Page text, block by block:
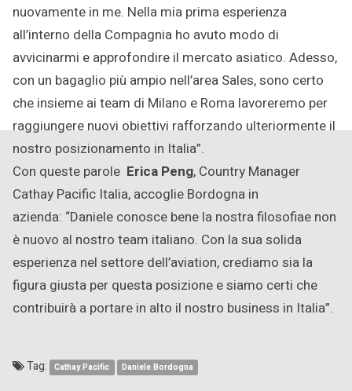
nuovamente in me. Nella mia prima esperienza
all’interno della Compagnia ho avuto modo di
avvicinarmi e approfondire il mercato asiatico. Adesso,
con un bagaglio più ampio nell’area Sales, sono certo
che insieme ai team di Milano e Roma lavoreremo per
raggiungere nuovi obiettivi rafforzando ulteriormente il
nostro posizionamento in Italia”.
Con queste parole Erica Peng, Country Manager
Cathay Pacific Italia, accoglie Bordogna in
azienda: “Daniele conosce bene la nostra filosofiae non
è nuovo al nostro team italiano. Con la sua solida
esperienza nel settore dell’aviation, crediamo sia la
figura giusta per questa posizione e siamo certi che
contribuirà a portare in alto il nostro business in Italia”.
Tag: Cathay Pacific Daniele Bordogna